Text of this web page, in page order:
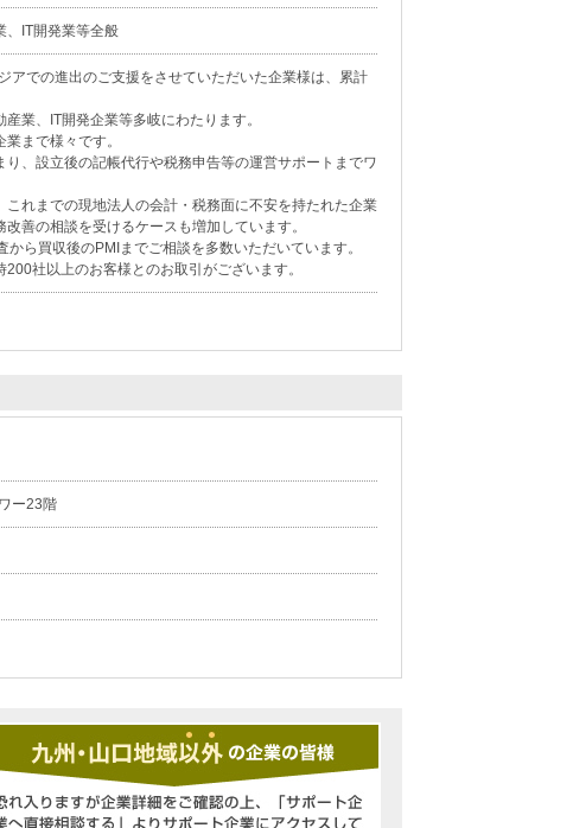
、IT開発業等全般
アでの進出のご支援をさせていただいた企業様は、累計
業、IT開発企業等多岐にわたります。
まで様々です。
、設立後の記帳代行や税務申告等の運営サポートまでワ
これまでの現地法人の会計・税務面に不安を持たれた企業
善の相談を受けるケースも増加しています。
ら買収後のPMIまでご相談を多数いただいています。
社以上のお客様とのお取引がございます。
ー23階